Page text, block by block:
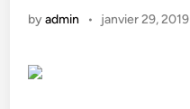
byadmin • janvier 29, 2019